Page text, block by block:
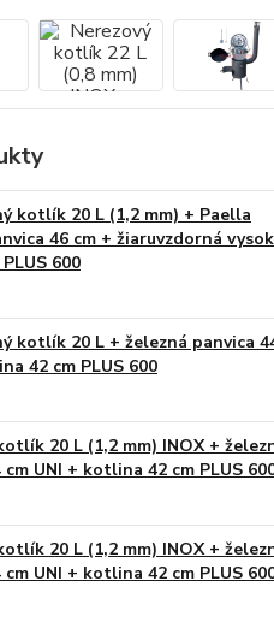
kotlík 20 L (1,2 mm) + Paella
46 cm + žiaruvzdorná
600
kotlík 20 L + železná panvica
42 cm PLUS 600
20 L (1,2 mm) INOX +
cm UNI + kotlina 42 cm PLUS
20 L (1,2 mm) INOX +
cm UNI + kotlina 42 cm PLUS